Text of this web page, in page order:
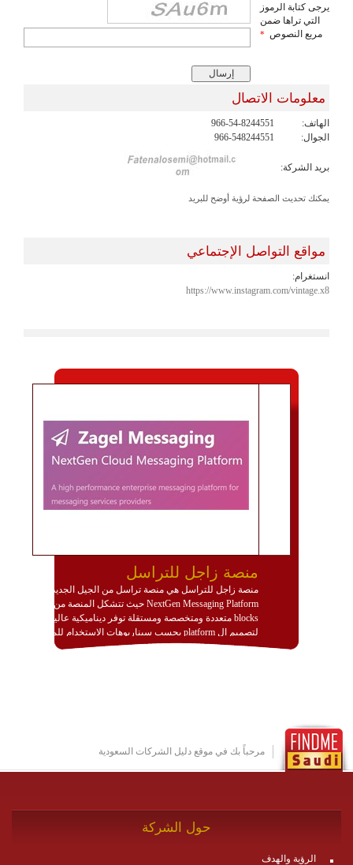
يرجى كتابة الرموز
التي تراها ضمن
مربع النصوص *
معلومات الاتصال
الهاتف:
966-54-8244551
الجوال:
966-548244551
بريد الشركة:
يمكنك تحديث الصفحة لرؤية أوضح للبريد
مواقع التواصل الإجتماعي
انستغرام:
https://www.instagram.com/vintage.x8
منصة زاجل للتراسل
منصة زاجل للتراسل هي منصة تراسل من الجيل الجديد
NextGen Messaging Platform حيث تتشكل المنصة من
blocks متعددة ومتخصصة ومستقلة توفر ديناميكية عالية
لتصميم ال platform بحسب سيناريوهات الاستخدام للمنصة
وتتوافق مع النشر والاستثمار ضمن بيئة استضافة dedicated
http://www.plutosms.com/zagel
مرحباً بك في موقع دليل الشركات السعودية
حول الشركة
الرؤية والهدف